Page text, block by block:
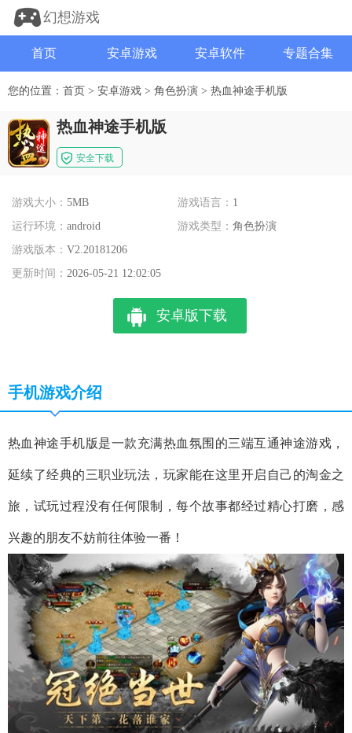
幻想游戏
首页 安卓游戏 安卓软件 专题合集
您的位置： 首页 > 安卓游戏 > 角色扮演 > 热血神途手机版
热血神途手机版
安全下载
游戏大小： 5MB 游戏语言： 1
运行环境： android 游戏类型：角色扮演
游戏版本： V2.20181206
更新时间： 2026-05-21 12:02:05
安卓版下载
手机游戏介绍
热血神途手机版是一款充满热血氛围的三端互通神途游戏，
延续了经典的三职业玩法，玩家能在这里开启自己的淘金之
旅，试玩过程没有任何限制，每个故事都经过精心打磨，感
兴趣的朋友不妨前往体验一番！